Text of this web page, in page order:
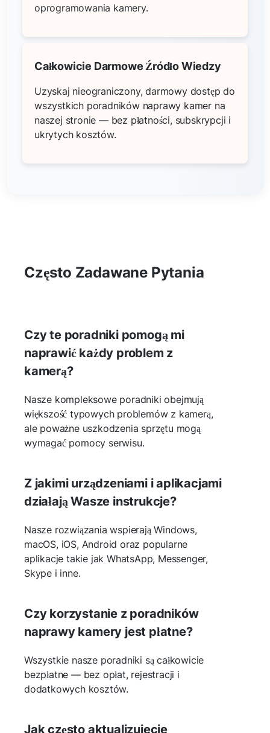
oprogramowania kamery.
Całkowicie Darmowe Źródło Wiedzy
Uzyskaj nieograniczony, darmowy dostęp do
wszystkich poradników naprawy kamer na
naszej stronie — bez płatności, subskrypcji i
ukrytych kosztów.
Często Zadawane Pytania
Czy te poradniki pomogą mi
naprawić każdy problem z
kamerą?
Nasze kompleksowe poradniki obejmują
większość typowych problemów z kamerą,
ale poważne uszkodzenia sprzętu mogą
wymagać pomocy serwisu.
Z jakimi urządzeniami i aplikacjami
działają Wasze instrukcje?
Nasze rozwiązania wspierają Windows,
macOS, iOS, Android oraz popularne
aplikacje takie jak WhatsApp, Messenger,
Skype i inne.
Czy korzystanie z poradników
naprawy kamery jest płatne?
Wszystkie nasze poradniki są całkowicie
bezpłatne — bez opłat, rejestracji i
dodatkowych kosztów.
Jak często aktualizujecie